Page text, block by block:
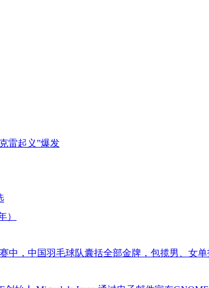
雷起义”爆发
）
中，中国羽毛球队囊括全部金牌，包揽男、女